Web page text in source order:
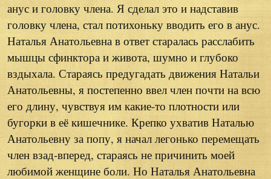
анус и головку члена. Я сделал это и надставив
головку члена, стал потихоньку вводить его в анус.
Наталья Анатольевна в ответ старалась расслабить
мышцы сфинктора и живота, шумно и глубоко
вздыхала. Стараясь предугадать движения Натальи
Анатольевны, я постепенно ввел член почти на всю
его длину, чувствуя им какие-то плотности или
бугорки в её кишечнике. Крепко ухватив Наталью
Анатольевну за попу, я начал легонько перемещать
член взад-вперед, стараясь не причинить моей
любимой женщине боли. Но Наталья Анатольевна